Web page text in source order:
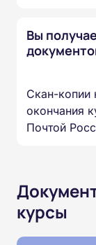
Вы
Скан-копии
окончания
Почтой
курсы